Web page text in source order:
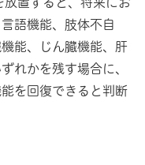
語機能、肢体不自
能、じん臓機能、肝
れかを残す場合に、
を回復できると判断